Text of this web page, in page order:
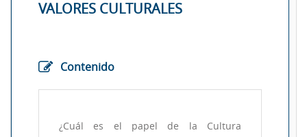
VALORES CULTURALES
Contenido
¿Cuál es el papel de la Cultura